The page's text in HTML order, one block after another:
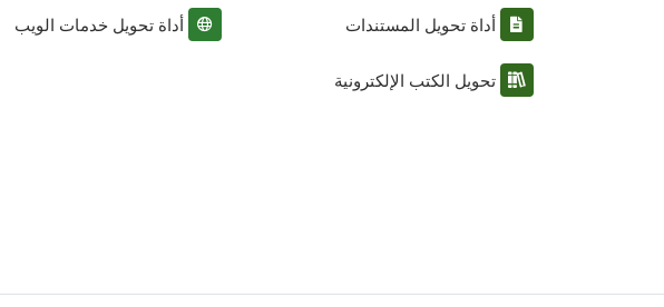
أداة تحويل المستندات
تحويل الكتب الإلكترونية
أداة تحويل خدمات الويب